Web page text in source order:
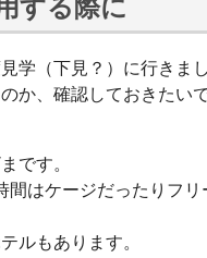
する際に
学（下見？）に行きまし
か、確認しておきたいで
です。
はケージだったりフリ
ルもあります。